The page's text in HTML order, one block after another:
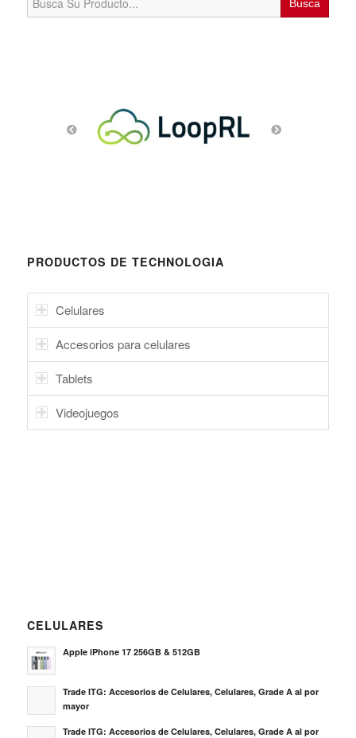
for:
PRODUCTOS DE TECHNOLOGIA
Celulares
Accesorios para celulares
Tablets
Videojuegos
CELULARES
Apple iPhone 17 256GB & 512GB
Trade ITG: Accesorios de Celulares, Celulares, Grade A al por
mayor
Trade ITG: Accesorios de Celulares, Celulares, Grade A al por